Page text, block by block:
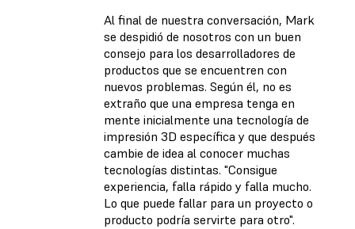
Al final de nuestra conversación, Mark
se despidió de nosotros con un buen
consejo para los desarrolladores de
productos que se encuentren con
nuevos problemas. Según él, no es
extraño que una empresa tenga en
mente inicialmente una tecnología de
impresión 3D específica y que después
cambie de idea al conocer muchas
tecnologías distintas. "Consigue
experiencia, falla rápido y falla mucho.
Lo que puede fallar para un proyecto o
producto podría servirte para otro".